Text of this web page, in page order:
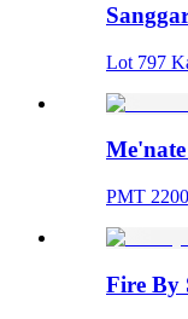
Lot 797
PMT
Fire By